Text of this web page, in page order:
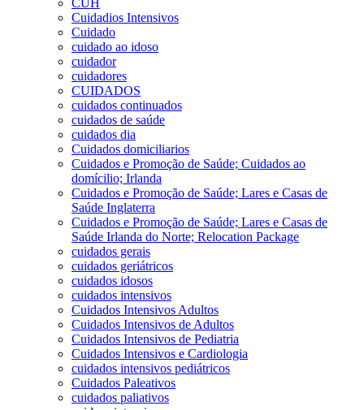
Cuidadios Intensivos
Cuidado
cuidado ao idoso
cuidador
cuidadores
CUIDADOS
cuidados continuados
cuidados de saúde
cuidados dia
Cuidados domiciliarios
Cuidados e Promoção de Saúde; Cuidados ao
domícilio; Irlanda
Cuidados e Promoção de Saúde; Lares e Casas de
Saúde Inglaterra
Cuidados e Promoção de Saúde; Lares e Casas de
Saúde Irlanda do Norte; Relocation Package
cuidados gerais
cuidados geriátricos
cuidados idosos
cuidados intensivos
Cuidados Intensivos Adultos
Cuidados Intensivos de Adultos
Cuidados Intensivos de Pediatria
Cuidados Intensivos e Cardiologia
cuidados intensivos pediátricos
Cuidados Paleativos
cuidados paliativos